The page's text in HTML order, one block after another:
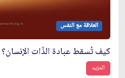
العلاقة مع النفس
كيف تُسقط عبادة الذّات الإنسان؟
المزيد